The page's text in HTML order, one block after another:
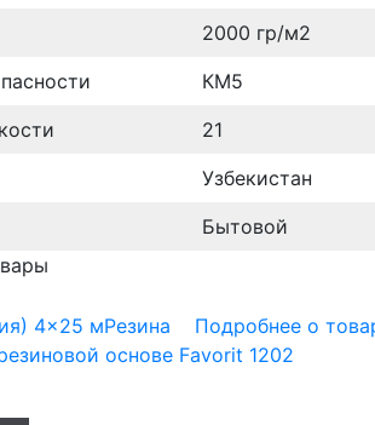
2000 гр/м2
КМ5
21
Узбекистан
Бытовой
4x25 мРезина
Подробнее о
основе Favorit 1202